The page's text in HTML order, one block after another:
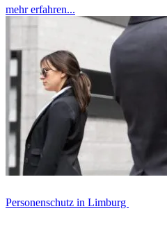
mehr erfahren...
Personenschutz in Limburg